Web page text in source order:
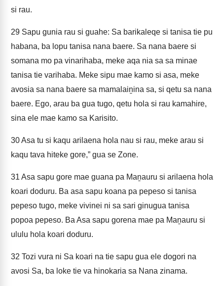
si rau.
29 Sapu gunia rau si guahe: Sa barikaleqe si tanisa tie pu
habana, ba lopu tanisa nana baere. Sa nana baere si
somana mo pa vinarihaba, meke aqa nia sa sa minae
tanisa tie varihaba. Meke sipu mae kamo si asa, meke
avosia sa nana baere sa mamalaiṉina sa, si qetu sa nana
baere. Ego, arau ba gua tugo, qetu hola si rau kamahire,
sina ele mae kamo sa Karisito.
30Asa tu si kaqu arilaena hola nau si rau, meke arau si
kaqu tava hiteke gore,” gua se Zone.
31 Asa sapu gore mae guana pa Maṉauru si arilaena hola
koari doduru. Ba asa sapu koana pa pepeso si tanisa
pepeso tugo, meke vivinei ni sa sari ginugua tanisa
popoa pepeso. Ba Asa sapu gorena mae pa Maṉauru si
ululu hola koari doduru.
32 Tozi vura ni Sa koari na tie sapu gua ele dogori na
avosi Sa, ba loke tie va hinokaria sa Nana zinama.